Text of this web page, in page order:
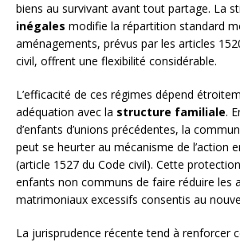
biens au survivant avant tout partage. La
inégales modifie la répartition standard
aménagements, prévus par les articles
civil, offrent une flexibilité considérable.
L’efficacité de ces régimes dépend
adéquation avec la structure familiale.
d’enfants d’unions précédentes, la
peut se heurter au mécanisme de l’action
(article 1527 du Code civil). Cette
enfants non communs de faire réduire les
matrimoniaux excessifs consentis au
La jurisprudence récente tend à renforcer